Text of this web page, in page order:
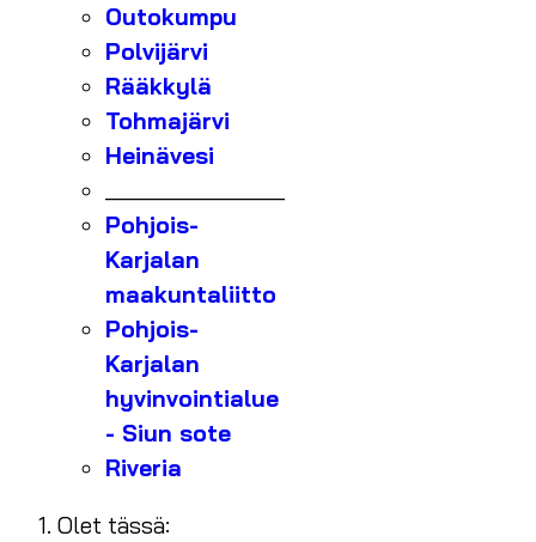
Outokumpu
Polvijärvi
Rääkkylä
Tohmajärvi
Heinävesi
Pohjois-
Karjalan
maakuntaliitto
Pohjois-
Karjalan
hyvinvointialue
- Siun sote
Riveria
Olet tässä: